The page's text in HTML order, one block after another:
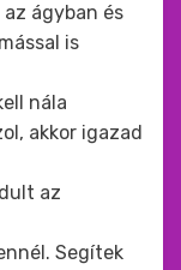
ágyban és
is
nála
akkor igazad
az
Segítek